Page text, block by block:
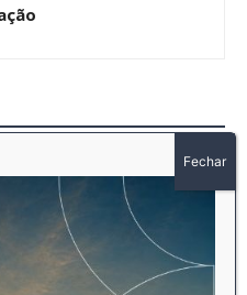
5 de agosto de 2026
em casa antes da chegada do
garantem